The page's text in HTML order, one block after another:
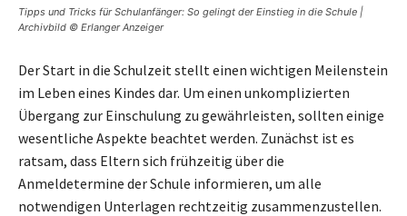
Tipps und Tricks für Schulanfänger: So gelingt der Einstieg in die Schule |
Archivbild © Erlanger Anzeiger
Der Start in die Schulzeit stellt einen wichtigen Meilenstein
im Leben eines Kindes dar. Um einen unkomplizierten
Übergang zur Einschulung zu gewährleisten, sollten einige
wesentliche Aspekte beachtet werden. Zunächst ist es
ratsam, dass Eltern sich frühzeitig über die
Anmeldetermine der Schule informieren, um alle
notwendigen Unterlagen rechtzeitig zusammenzustellen.